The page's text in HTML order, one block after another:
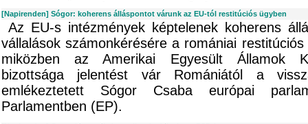
[Napirenden] Sógor: koherens álláspontot várunk az EU-tól restitúciós ügyben
Az EU-s intézmények képtelenek koherens
vállalások számonkérésére a romániai
miközben az Amerikai Egyesült Államok
bizottsága jelentést vár Romániától a
emlékeztetett Sógor Csaba európai
Parlamentben (EP).